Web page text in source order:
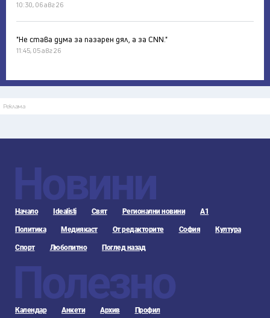
10:30, 06 авг 26
"Не става дума за пазарен дял, а за CNN."
11:45, 05 авг 26
Реклама
Новини
Начало Idealisti Свят Регионални новини А1
Политика Медиякаст От редакторите София Култура
Спорт Любопитно Поглед назад
Полезно
Календар Анкети Архив Профил